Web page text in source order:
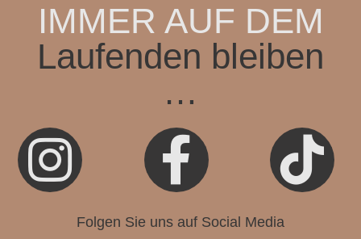
IMMER AUF DEM
Laufenden bleiben
…
  
Folgen Sie uns auf Social Media